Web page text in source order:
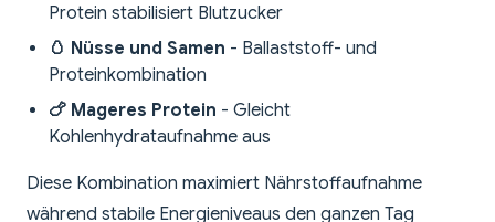
Protein stabilisiert Blutzucker
🥚 Nüsse und Samen - Ballaststoff- und
Proteinkombination
🍗 Mageres Protein - Gleicht
Kohlenhydrataufnahme aus
Diese Kombination maximiert Nährstoffaufnahme
während stabile Energieniveaus den ganzen Tag